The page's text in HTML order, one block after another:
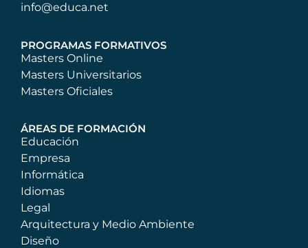
info@educa.net
PROGRAMAS FORMATIVOS
Masters Online
Masters Universitarios
Masters Oficiales
ÁREAS DE FORMACIÓN
Educación
Empresa
Informática
Idiomas
Legal
Arquitectura y Medio Ambiente
Diseño